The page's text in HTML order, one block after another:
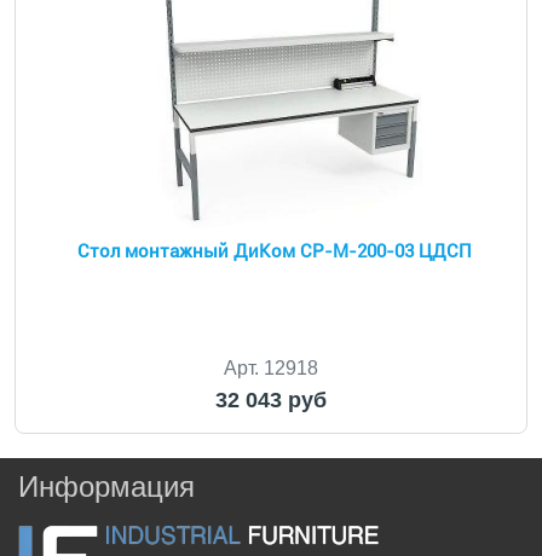
Стол монтажный ДиКом СР-М-200-03 ЦДСП
Арт. 12918
32 043 руб
Информация